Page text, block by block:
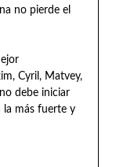
no pierde el
Cyril, Matvey,
debe iniciar
la más fuerte y